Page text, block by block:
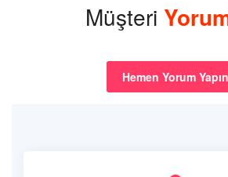
Müşteri
Hemen Yorum Yapın